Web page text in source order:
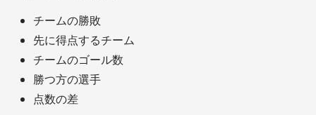
チームの勝敗
先に得点するチーム
チームのゴール数
勝つ方の選手
点数の差